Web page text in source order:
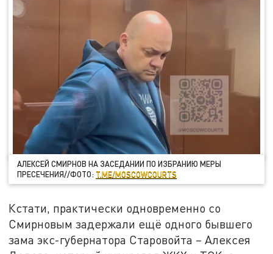
АЛЕКСЕЙ СМИРНОВ НА ЗАСЕДАНИИ ПО ИЗБРАНИЮ МЕРЫ
ПРЕСЕЧЕНИЯ//ФОТО: T.ME/MOSCOWCOURTS
Кстати, практически одновременно со
Смирновым задержали ещё одного бывшего
зама экс-губернатора Старовойта – Алексея